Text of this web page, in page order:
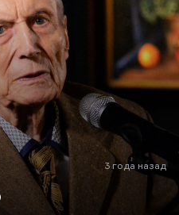
3 года назад